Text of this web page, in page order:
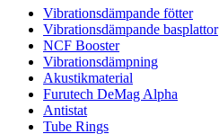
Vibrationsdämpande fötter
Vibrationsdämpande basplattor
NCF Booster
Vibrationsdämpning
Akustikmaterial
Furutech DeMag Alpha
Antistat
Tube Rings